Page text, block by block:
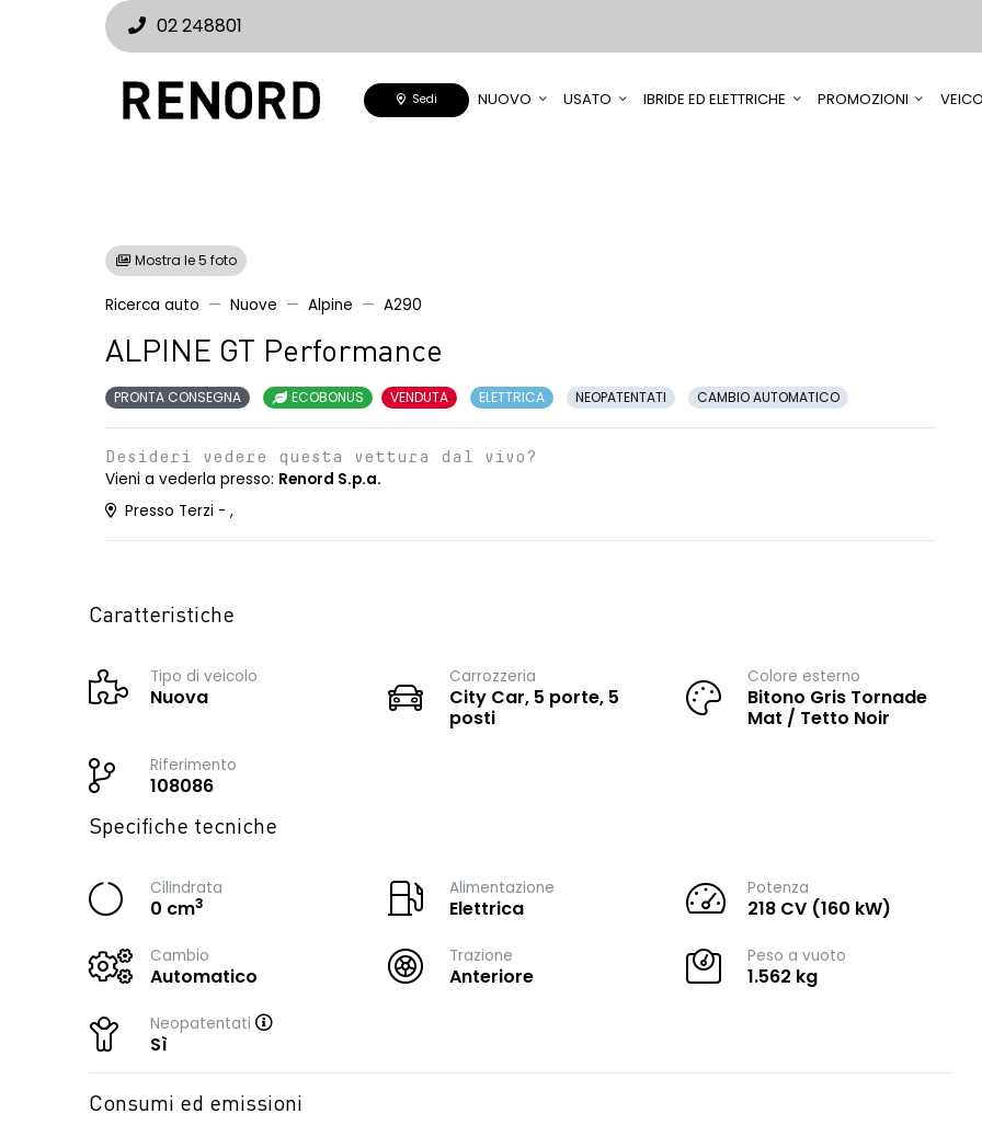
02 248801
Sedi NUOVO USATO IBRIDE ED ELETTRICHE PROMOZIONI
Mostra le 5 foto
Ricerca auto Nuove Alpine A290
ALPINE GT Performance
PRONTA CONSEGNA ECOBONUS VENDUTA ELETTRICA NEOPATENTATI CAMBIO AUTOMATICO
Desideri vedere questa vettura dal vivo?
Vieni a vederla presso: Renord S.p.a.
Presso Terzi - ,
Caratteristiche
Tipo di veicolo
Nuova
Carrozzeria
City Car, 5 porte, 5
posti
Colore esterno
Bitono Gris Tornade
Mat / Tetto Noir
Riferimento
108086
Specifiche tecniche
Cilindrata
0 cm3
Alimentazione
Elettrica
Potenza
218 CV (160 kW)
Cambio
Automatico
Trazione
Anteriore
Peso a vuoto
1.562 kg
Neopatentati
Sì
Consumi ed emissioni